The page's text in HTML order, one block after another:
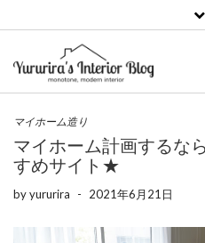
マイホーム造り
マイホーム計画するな
すめサイト★
byyururira - 2021年6月21日